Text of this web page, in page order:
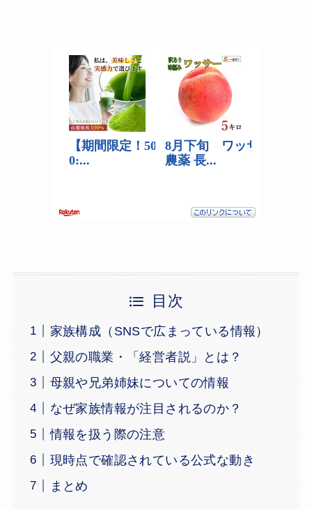
目次
家族構成（SNSで広まっている情報）
父親の職業・「経営者説」とは？
母親や兄弟姉妹についての情報
なぜ家族情報が注目されるのか？
情報を扱う際の注意
現時点で確認されている公式な動き
まとめ